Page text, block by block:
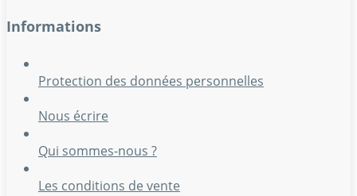
Informations
Protection des données personnelles
Nous écrire
Qui sommes-nous ?
Les conditions de vente